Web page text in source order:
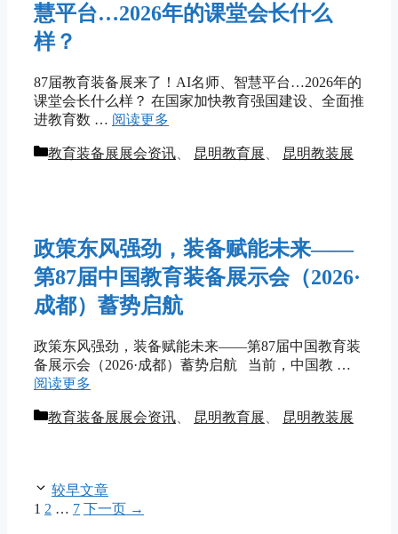
慧平台…2026年的课堂会长什么
样？
87届教育装备展来了！AI名师、智慧平台…2026年的
课堂会长什么样？ 在国家加快教育强国建设、全面推
进教育数 … 阅读更多
分
教育装备展展会资讯 昆明教育展 昆明教装展
政策东风强劲，装备赋能未来——
第87届中国教育装备展示会（2026·
成都）蓄势启航
政策东风强劲，装备赋能未来——第87届中国教育装
备展示会（2026·成都）蓄势启航 当前，中国教 …
阅读更多
分
教育装备展展会资讯 昆明教育展 昆明教装展
较早文章
页
1 页
2 … 页
7 下一页 →